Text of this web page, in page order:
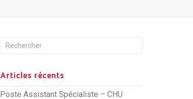
Articles récents
Poste Assistant Spécialiste – CHU